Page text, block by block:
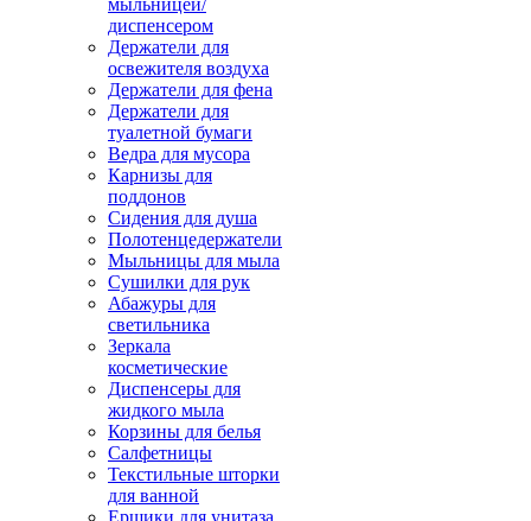
мыльницей/
диспенсером
Держатели для
освежителя воздуха
Держатели для фена
Держатели для
туалетной бумаги
Ведра для мусора
Карнизы для
поддонов
Сидения для душа
Полотенцедержатели
Мыльницы для мыла
Сушилки для рук
Абажуры для
светильника
Зеркала
косметические
Диспенсеры для
жидкого мыла
Корзины для белья
Салфетницы
Текстильные шторки
для ванной
Ершики для унитаза